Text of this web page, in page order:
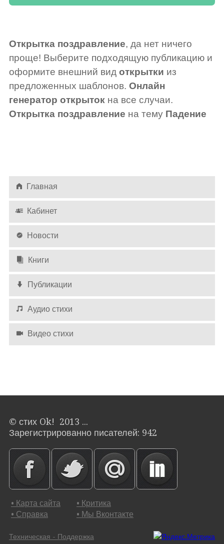
Открытка поздравление, да нет ничего
проще! Выберите подходящую публикацию и
оформите внешний вид открытки из
предложенных шаблонов. Онлайн
генератор открытокна все случаи.
Открытка поздравление на тему Падение
Главная
Кабинет
Новости
Книги
Публикации
Аудио стихи
Видео стихи
© стих Ok! 2013 ...
Зарегистрированно писателей: 942
• Карта сайта
• Справка
• Критика
• Мы Вконтакте
Техническая - Поддержка